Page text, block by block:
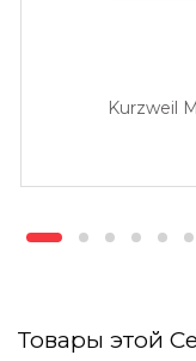
Kurzweil
Товары этой